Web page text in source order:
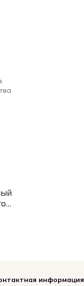
информация